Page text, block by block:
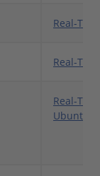
Real-
Real-
Real-
Ubuntu